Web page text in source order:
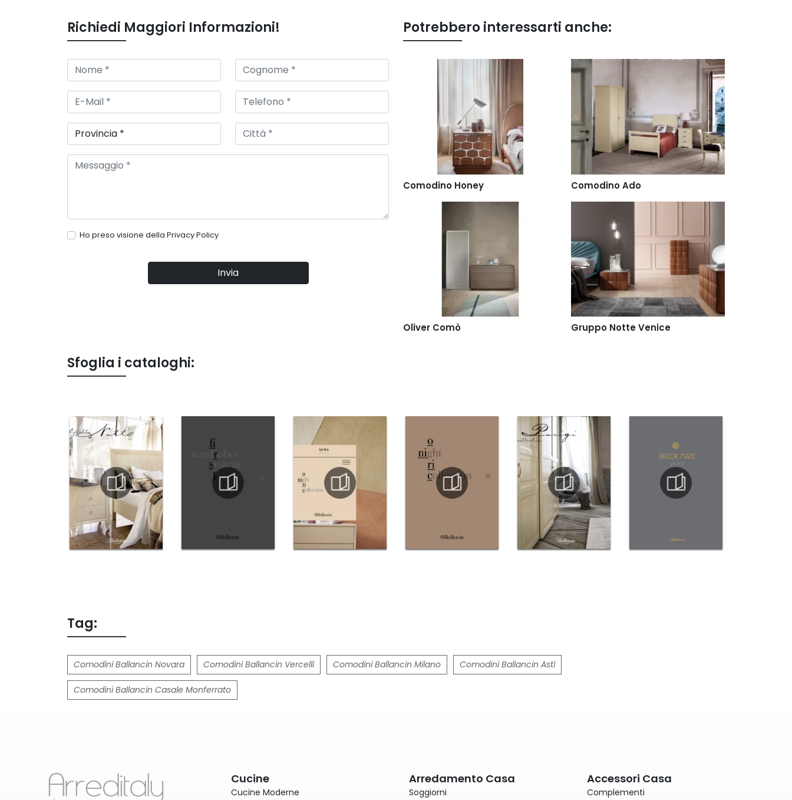
Richiedi Maggiori Informazioni!
Ho preso visione della Privacy Policy
Invia
Potrebbero interessarti anche:
Comodino Honey Comodino Ado
Oliver Comò Gruppo Notte Venice
Sfoglia i cataloghi:
Tag:
Comodini Ballancin Novara Comodini Ballancin Vercelli Comodini Ballancin Milano Comodini Ballancin Asti
Comodini Ballancin Casale Monferrato
Cucine
Cucine Moderne
Arredamento Casa
Soggiorni
Accessori Casa
Complementi